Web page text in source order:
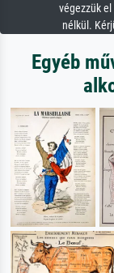
végezzük
nélkül.
Egyéb